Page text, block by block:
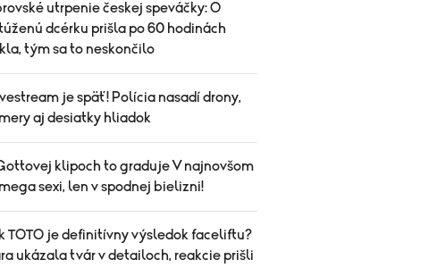
utrpenie českej speváčky: O
dcérku prišla po 60 hodinách
tým sa to neskončilo
je späť! Polícia nasadí drony,
aj desiatky hliadok
klipoch to graduje V najnovšom
sexi, len v spodnej bielizni!
TOTO je definitívny výsledok faceliftu?
ukázala tvár v detailoch, reakcie prišli